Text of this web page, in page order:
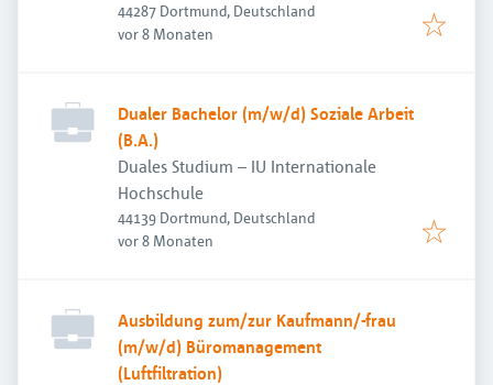
44287 Dortmund, Deutschland
Veröffentlicht:
vor 8 Monaten
Dualer Bachelor (m/w/d) Soziale Arbeit
(B.A.)
Duales Studium – IU Internationale
Hochschule
44139 Dortmund, Deutschland
Veröffentlicht:
vor 8 Monaten
Ausbildung zum/zur Kaufmann/-frau
(m/w/d) Büromanagement
(Luftfiltration)